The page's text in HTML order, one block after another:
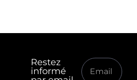
Restez
informé